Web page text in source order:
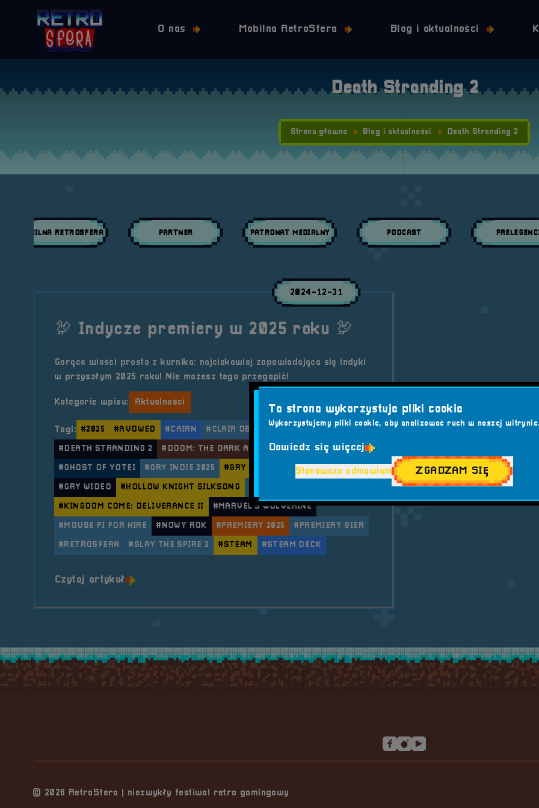
O nas Mobilna RetroSfera Blog i aktualności
Death Stranding 2
Strona główna Blog i aktualności Death Stranding 2
MOBILNA RETROSFERA PARTNER PATRONAT MEDIALNY PODCAST
2024-12-31
🦃 Indycze premiery w 2025 roku 🦃
Gorące wieści prosto z kurnika: najciekawiej zapowiadająca się indyki
w przyszłym 2025 roku! Nie możesz tego przegapić!
Kategorie wpisu: Aktualności
Tagi: #2025 #AVOWED #CAIRN #CLAIR OBSCUR EXPEDITION 33
#DEATH STRANDING 2 #DOOM: THE DARK AGES #FABLE #GAMING
#GHOST OF YOTEI #GRY INDIE 2025 #GRY OCZEKIWANE 2025
#GRY WIDEO #HOLLOW KNIGHT SILKSONG
#KINGDOM COME: DELIVERANCE II #MARVEL’S WOLVERINE
#MOUSE PI FOR HIRE #NOWY ROK #PREMIERY 2025 #PREMIERY GIER
#RETROSFERA #SLAY THE SPIRE 2 #STEAM #STEAM DECK
Czytaj artykuło tytule 🦃 Indycze premiery w 2025 roku 🦃
© 2026 RetroSfera | niezwykły festiwal retro gamingowy
Ta strona wykorzystuje pliki cookie
Wykorzystujemy pliki cookie, aby analizować ruch w naszej
Dowiedz się więcej
Stanowczo odmawiam ZGADZAM SIĘ